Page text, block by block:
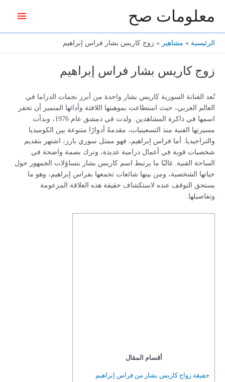
معلومات صح
الرئيسية مشاهير زوج كاريس بشار فراس إبراهيم
زوج كاريس بشار فراس إبراهيم
تُعد الفنانة السورية كاريس بشار واحدة من أبرز نجمات الدراما في
العالم العربي، حيث استطاعت بموهبتها اللافتة وأدائها المتميز أن تحفر
اسمها في ذاكرة المشاهدين. ولدت في دمشق عام 1976، وبدأت
مسيرتها الفنية منذ التسعينيات، مقدمةً أدوارًا متنوعة بين الكوميديا
والتراجيديا. أما فراس إبراهيم، فهو ممثل سوري بارز، اشتهر بتقديم
شخصيات قوية في أعمال درامية عديدة، وترك بصمة واضحة في
الساحة الفنية. غالبًا ما يرتبط اسم كاريس بشار بتساؤلات الجمهور حول
حياتها الشخصية، ومن بينها شائعات تجمعها بفراس إبراهيم، وهو ما
يستحق التوقف عنده لاستكشاف حقيقة هذه العلاقة المزعومة
وتفاصيلها.
أقسام المقال
حقيقة زواج كاريس بشار من فراس إبراهيم